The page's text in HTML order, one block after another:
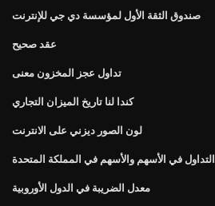
صندوق الثقة الأول لمؤسسة دي جي للإنترنت
عقد صحيح
تداول عجز المخزون معنى
كندا لنا تاريخ الميزان التجاري
لون الصور ديزني على الانترنت
التداول في الأسهم والأسهم في المملكة المتحدة
معدل الضريبة في الدول الأوروبية